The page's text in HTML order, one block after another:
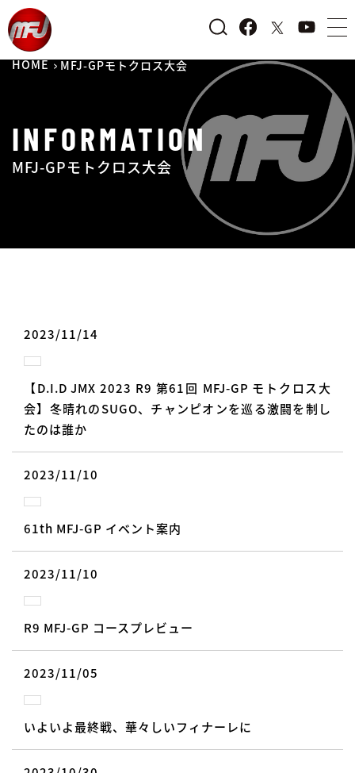
HOME MFJ-GPモトクロス大会
INFORMATION
MFJ-GPモトクロス大会
2023/11/14
【D.I.D JMX 2023 R9 第61回 MFJ-GP モトクロス大
会】冬晴れのSUGO、チャンピオンを巡る激闘を制し
たのは誰か
2023/11/10
61th MFJ-GP イベント案内
2023/11/10
R9 MFJ-GP コースプレビュー
2023/11/05
いよいよ最終戦、華々しいフィナーレに